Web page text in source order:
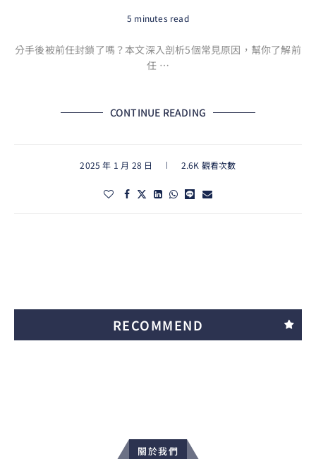
5 minutes read
分手後被前任封鎖了嗎？本文深入剖析5個常見原因，幫你了解前
任 …
CONTINUE READING
2025 年 1 月 28 日 2.6K 觀看次數
RECOMMEND
關於我們